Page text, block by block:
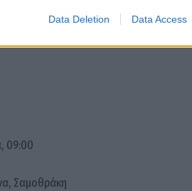
Data Deletion Data Access
09:00
Σαμοθράκη